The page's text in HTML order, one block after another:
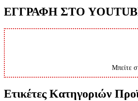
ΕΓΓΡΑΦΗ ΣΤΟ
Μπείτε
Ετικέτες Κατηγοριών